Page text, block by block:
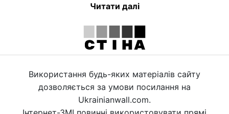
Читати далі
Використання будь-яких матеріалів сайту
дозволяється за умови посилання на
Ukrainianwall.com.